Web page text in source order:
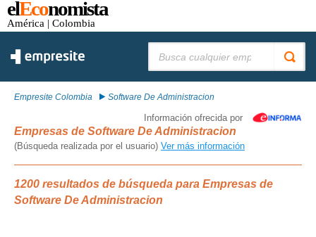
elEconomista
América | Colombia
Empresite Colombia Software De Administracion
Información ofrecida por
Empresas de Software De Administracion
(Búsqueda realizada por el usuario) Ver más información
1200 resultados de búsqueda para Empresas de
Software De Administracion